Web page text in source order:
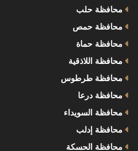
محافظة حلب
محافظة حمص
محافظة حماة
محافظة اللاذقية
محافظة طرطوس
محافظة درعا
محافظة السويداء
محافظة إدلب
محافظة الحسكة